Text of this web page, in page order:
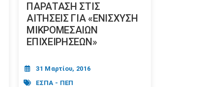
ΠΑΡΑΤΑΣΗ ΣΤΙΣ
ΑΙΤΗΣΕΙΣ ΓΙΑ «ΕΝΙΣΧΥΣΗ
ΜΙΚΡΟΜΕΣΑΙΩΝ
ΕΠΙΧΕΙΡΗΣΕΩΝ»
31 Μαρτίου, 2016
ΕΣΠΑ - ΠΕΠ